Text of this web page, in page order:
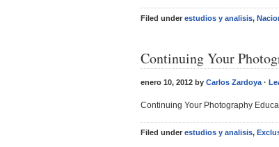
Filed under estudios y analisis,
Continuing Your
enero 10, 2012 by Carlos Zardoya ·
Continuing Your Photography
Filed under estudios y analisis,